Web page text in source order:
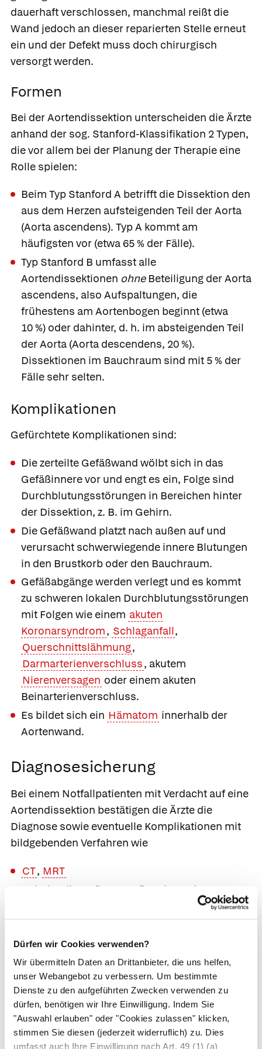
Dürfen wir Cookies verwenden?
Wir übermitteln Daten an Drittanbieter, die uns helfen,
unser Webangebot zu verbessern. Um bestimmte
Dienste zu den aufgeführten Zwecken verwenden zu
dürfen, benötigen wir Ihre Einwilligung. Indem Sie
"Auswahl erlauben" oder "Cookies zulassen" klicken,
stimmen Sie diesen (jederzeit widerruflich) zu. Dies
umfasst auch Ihre Einwilligung nach Art. 49 (1) (a)
dauerhaft verschlossen, manchmal reißt die
Wand jedoch an dieser reparierten Stelle erneut
ein und der Defekt muss doch chirurgisch
versorgt werden.
Formen
Bei der Aortendissektion unterscheiden die Ärzte
anhand der sog. Stanford-Klassifikation 2 Typen,
die vor allem bei der Planung der Therapie eine
Rolle spielen:
Beim Typ Stanford A betrifft die Dissektion den
aus dem Herzen aufsteigenden Teil der Aorta
(Aorta ascendens). Typ A kommt am
häufigsten vor (etwa 65 % der Fälle).
Typ Stanford B umfasst alle
Aortendissektionen ohneBeteiligung der Aorta
ascendens, also Aufspaltungen, die
frühestens am Aortenbogen beginnt (etwa
10 %) oder dahinter, d. h. im absteigenden Teil
der Aorta (Aorta descendens, 20 %).
Dissektionen im Bauchraum sind mit 5 % der
Fälle sehr selten.
Komplikationen
Gefürchtete Komplikationen sind:
Die zerteilte Gefäßwand wölbt sich in das
Gefäßinnere vor und engt es ein, Folge sind
Durchblutungsstörungen in Bereichen hinter
der Dissektion, z. B. im Gehirn.
Die Gefäßwand platzt nach außen auf und
verursacht schwerwiegende innere Blutungen
in den Brustkorb oder den Bauchraum.
Gefäßabgänge werden verlegt und es kommt
zu schweren lokalen Durchblutungsstörungen
mit Folgen wie einem akuten
Koronarsyndrom, Schlaganfall,
Querschnittslähmung,
Darmarterienverschluss, akutem
Nierenversagen oder einem akuten
Beinarterienverschluss.
Es bildet sich ein Hämatom innerhalb der
Aortenwand.
Diagnosesicherung
Bei einem Notfallpatienten mit Verdacht auf eine
Aortendissektion bestätigen die Ärzte die
Diagnose sowie eventuelle Komplikationen mit
bildgebenden Verfahren wie
CT, MRT
Echokardiografie
, transösophagealer
Farbduplexsonografie
EKG .
Weil die chronische Aortendissektion meist
keine Beschwerden verursacht, wird sie häufig
als Zufallsbefund entdeckt, z. B. im Rahmen
eines Bauchultraschalls. Danach kommen auch
hier die oben genannten bildgebenden Verfahren